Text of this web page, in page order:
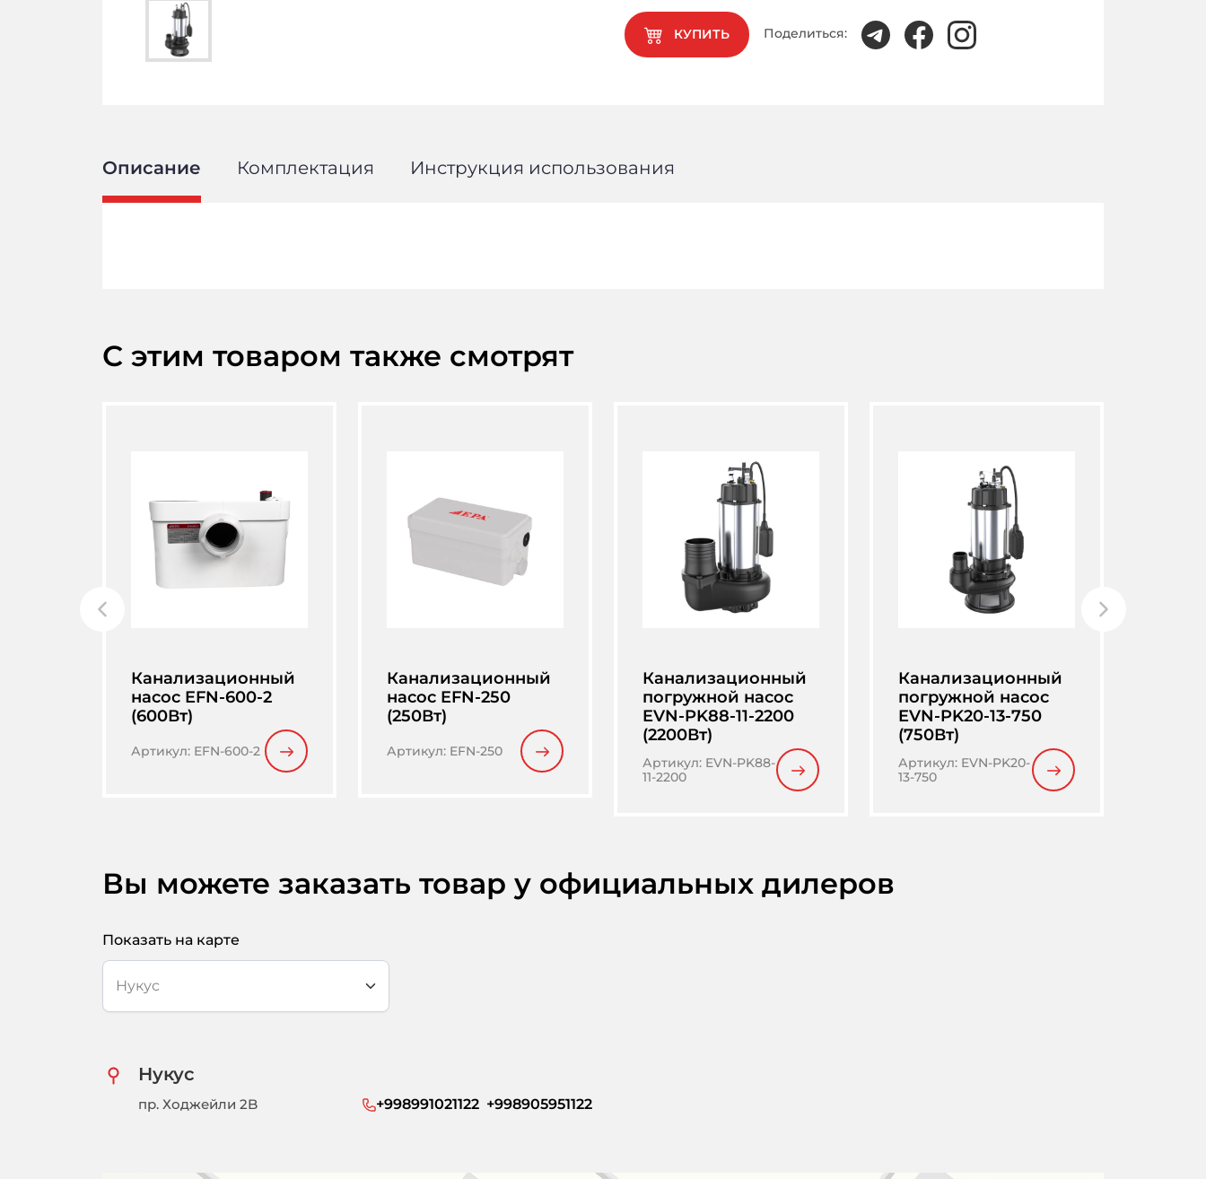
КУПИТЬ Поделиться:
Описание Комплектация Инструкция использования
С этим товаром также смотрят
Канализационный
насос EFN-600-2
(600Вт)
Артикул: EFN-600-2
Канализационный
насос EFN-250
(250Вт)
Артикул: EFN-250
Канализационный
погружной насос
EVN-PK88-11-2200
(2200Вт)
Артикул: EVN-PK88-
11-2200
Канализационный
погружной насос
EVN-PK20-13-750
(750Вт)
Артикул: EVN-PK20-
13-750
Вы можете заказать товар у официальных дилеров
Показать на карте
Нукус
пр. Ходжейли 2B +998991021122  +998905951122